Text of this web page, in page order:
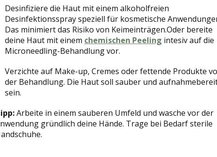
Desinfiziere die Haut mit einem alkoholfreien
Desinfektionsspray speziell für kosmetische
Das minimiert das Risiko von Keimeinträgen.Oder bereite
deine Haut mit einem chemischen Peeling intesiv auf die
Microneedling-Behandlung vor.
Verzichte auf Make-up, Cremes oder fettende Produkte
der Behandlung. Die Haut soll sauber und
sein.
Arbeite in einem sauberen Umfeld und wasche vor der
gründlich deine Hände. Trage bei Bedarf sterile